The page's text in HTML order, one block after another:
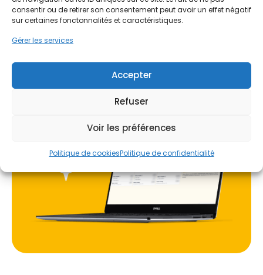
consentir ou de retirer son consentement peut avoir un effet négatif
sur certaines fonctonnalités et caractéristiques.
Gérer les services
Accepter
Refuser
Voir les préférences
Politique de cookiesPolitique de confidentialité
limités. Les dossiers sont traités
par ordre d'arrivée.
pour maximiser vos aides !
Je prends rdv !